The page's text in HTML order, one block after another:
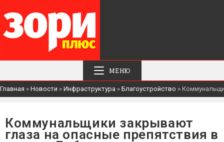
МЕНЮ
Главная » Новости » Инфраструктура » Благоустройство »
Коммунальщики закрывают
глаза на опасные препятствия в